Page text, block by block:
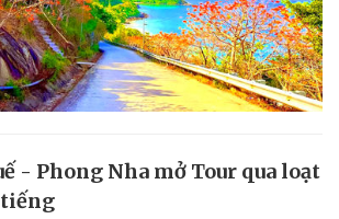
- Phong Nha mở Tour qua loạt